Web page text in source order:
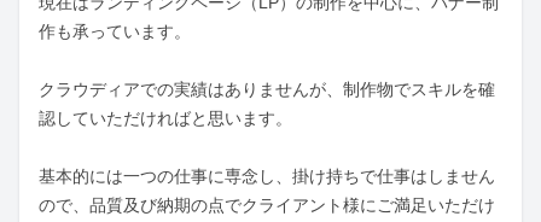
作も承っています。
クラウディアでの実績はありませんが、制作物でスキルを確
認していただければと思います。
基本的には一つの仕事に専念し、掛け持ちで仕事はしません
ので、品質及び納期の点でクライアント様にご満足いただけ